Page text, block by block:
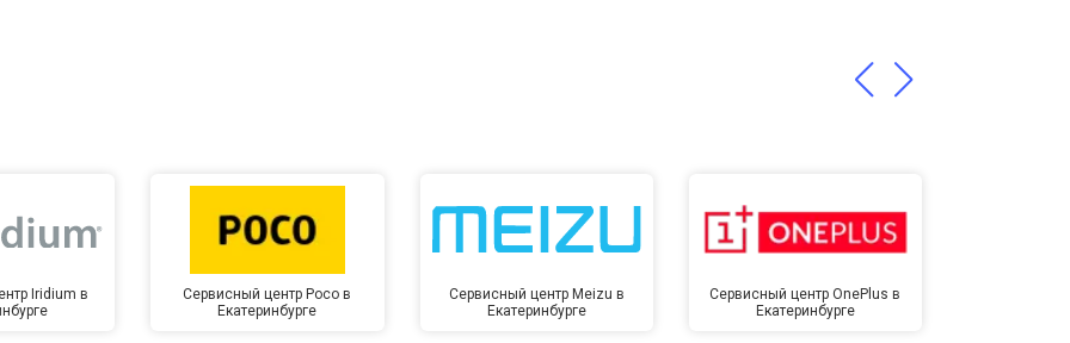
Iridium в
Сервисный центр Poco в
Екатеринбурге
Сервисный центр Meizu в
Екатеринбурге
Сервисный центр OnePlus в
Екатеринбурге